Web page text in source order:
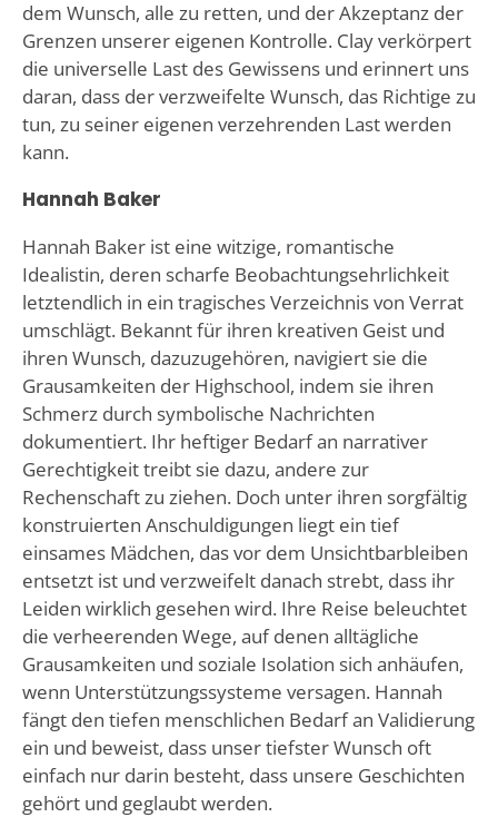
dem Wunsch, alle zu retten, und der Akzeptanz der
Grenzen unserer eigenen Kontrolle. Clay verkörpert
die universelle Last des Gewissens und erinnert uns
daran, dass der verzweifelte Wunsch, das Richtige zu
tun, zu seiner eigenen verzehrenden Last werden
kann.
Hannah Baker
Hannah Baker ist eine witzige, romantische
Idealistin, deren scharfe Beobachtungsehrlichkeit
letztendlich in ein tragisches Verzeichnis von Verrat
umschlägt. Bekannt für ihren kreativen Geist und
ihren Wunsch, dazuzugehören, navigiert sie die
Grausamkeiten der Highschool, indem sie ihren
Schmerz durch symbolische Nachrichten
dokumentiert. Ihr heftiger Bedarf an narrativer
Gerechtigkeit treibt sie dazu, andere zur
Rechenschaft zu ziehen. Doch unter ihren sorgfältig
konstruierten Anschuldigungen liegt ein tief
einsames Mädchen, das vor dem Unsichtbarbleiben
entsetzt ist und verzweifelt danach strebt, dass ihr
Leiden wirklich gesehen wird. Ihre Reise beleuchtet
die verheerenden Wege, auf denen alltägliche
Grausamkeiten und soziale Isolation sich anhäufen,
wenn Unterstützungssysteme versagen. Hannah
fängt den tiefen menschlichen Bedarf an Validierung
ein und beweist, dass unser tiefster Wunsch oft
einfach nur darin besteht, dass unsere Geschichten
gehört und geglaubt werden.